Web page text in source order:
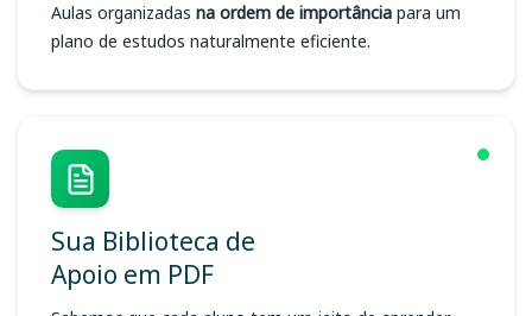
Aulas organizadas na ordem de importância para um
plano de estudos naturalmente eficiente.
Sua Biblioteca de
Apoio em PDF